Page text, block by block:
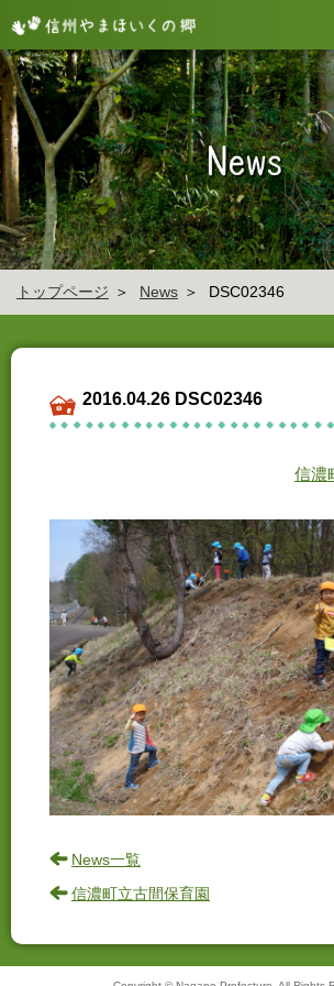
トップページ News DSC02346
2016.04.26 DSC02346
信濃
News一覧
信濃町立古間保育園